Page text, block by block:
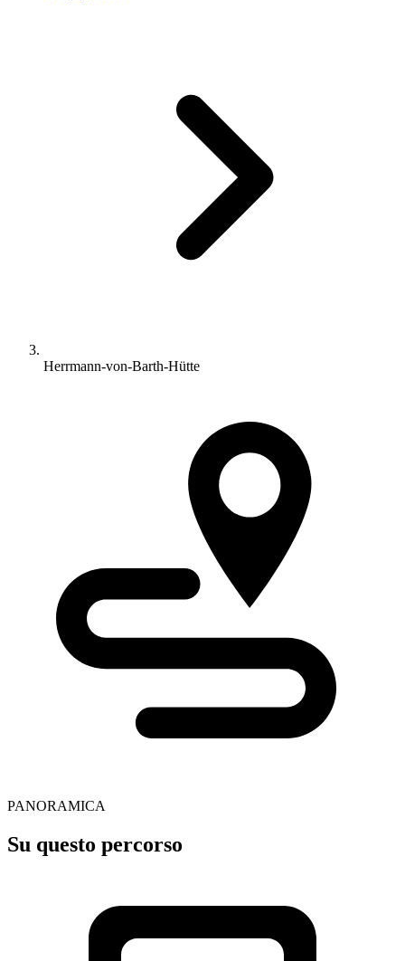
Herrmann-von-Barth-Hütte
PANORAMICA
Su questo percorso